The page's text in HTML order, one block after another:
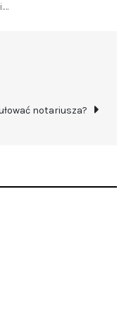
notariusza?